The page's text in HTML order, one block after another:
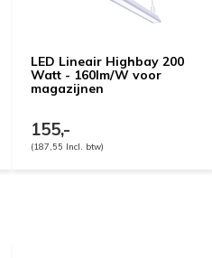
LED Lineair Highbay 200
Watt - 160lm/W voor
magazijnen
155,-
(187,55 Incl. btw)